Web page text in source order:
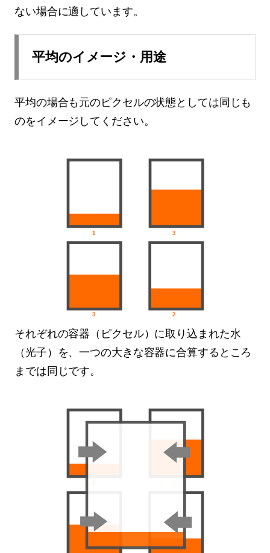
ない場合に適しています。
平均のイメージ・用途
平均の場合も元のピクセルの状態としては同じも
のをイメージしてください。
それぞれの容器（ピクセル）に取り込まれた水
（光子）を、一つの大きな容器に合算するところ
までは同じです。